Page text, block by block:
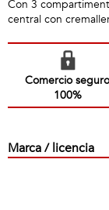
Con 3
central con
Comercio seguro
100%
Marca / licencia